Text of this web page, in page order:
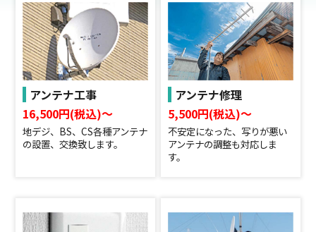
アンテナ工事
16,500円(税込)〜
地デジ、BS、CS各種アンテナ
の設置、交換致します。
アンテナ修理
5,500円(税込)〜
不安定になった、写りが悪い
アンテナの調整も対応しま
す。